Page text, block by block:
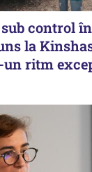
control
la
ritm